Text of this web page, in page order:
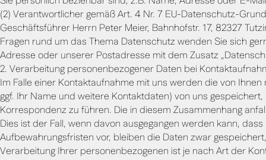
(2) Verantwortlicher gemäß Art. 4 Nr. 7 EU-Datenschutz-
Geschäftsführer Herrn Peter Meier, Bahnhofstr. 17, 82327
Fragen rund um das Thema Datenschutz wenden Sie sich
Adresse oder unserer Postadresse mit dem Zusatz
2. Verarbeitung personenbezogener Daten bei
Im Falle einer Kontaktaufnahme mit uns werden die von
ggf. Ihr Name und weitere Kontaktdaten) von uns
Korrespondenz zu führen. Die in diesem Zusammenhang
Dies ist der Fall, wenn davon ausgegangen werden kann,
Aufbewahrungsfristen vor, bleiben die Daten zwar
Verarbeitung Ihrer personenbezogenen ist je nach Art der